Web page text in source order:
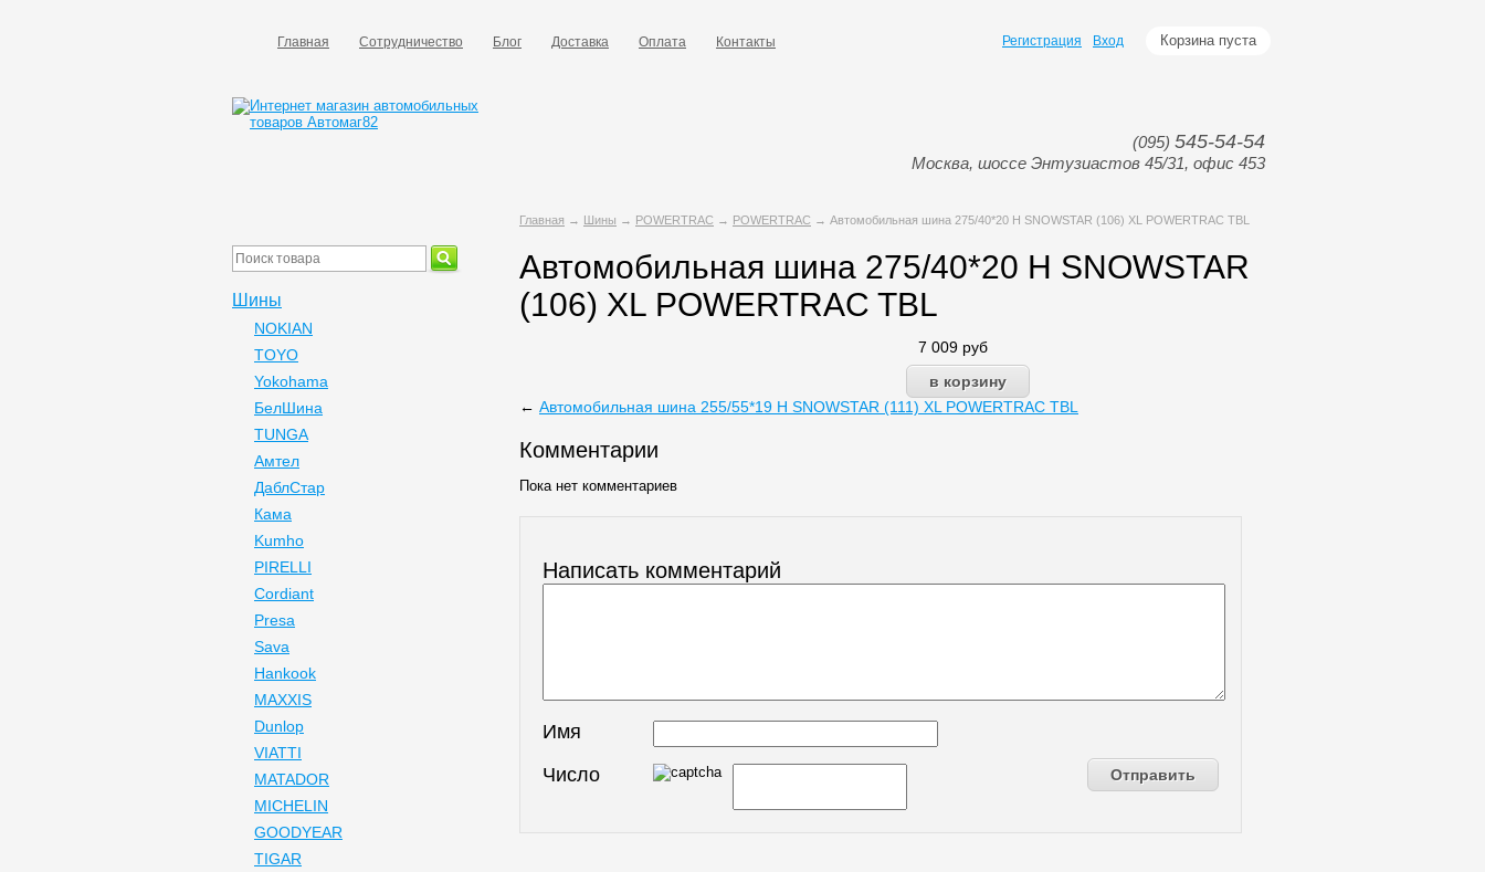
Главная Сотрудничество Блог Доставка Оплата Контакты Корзина пуста
Регистрация Вход
(095) 545-54-54
Москва, шоссе Энтузиастов 45/31, офис 453
Главная → Шины → POWERTRAC → POWERTRAC → Автомобильная шина 275/40*20 H SNOWSTAR (106) XL POWERTRAC TBL
Автомобильная шина 275/40*20 H SNOWSTAR
(106) XL POWERTRAC TBL
7 009 руб
← Автомобильная шина 255/55*19 H SNOWSTAR (111) XL POWERTRAC TBL
Комментарии
Пока нет комментариев
Написать комментарий
Имя
Число
Шины
NOKIAN
TOYO
Yokohama
БелШина
TUNGA
Амтел
ДаблСтар
Кама
Kumho
PIRELLI
Cordiant
Presa
Sava
Hankook
MAXXIS
Dunlop
VIATTI
MATADOR
MICHELIN
GOODYEAR
TIGAR